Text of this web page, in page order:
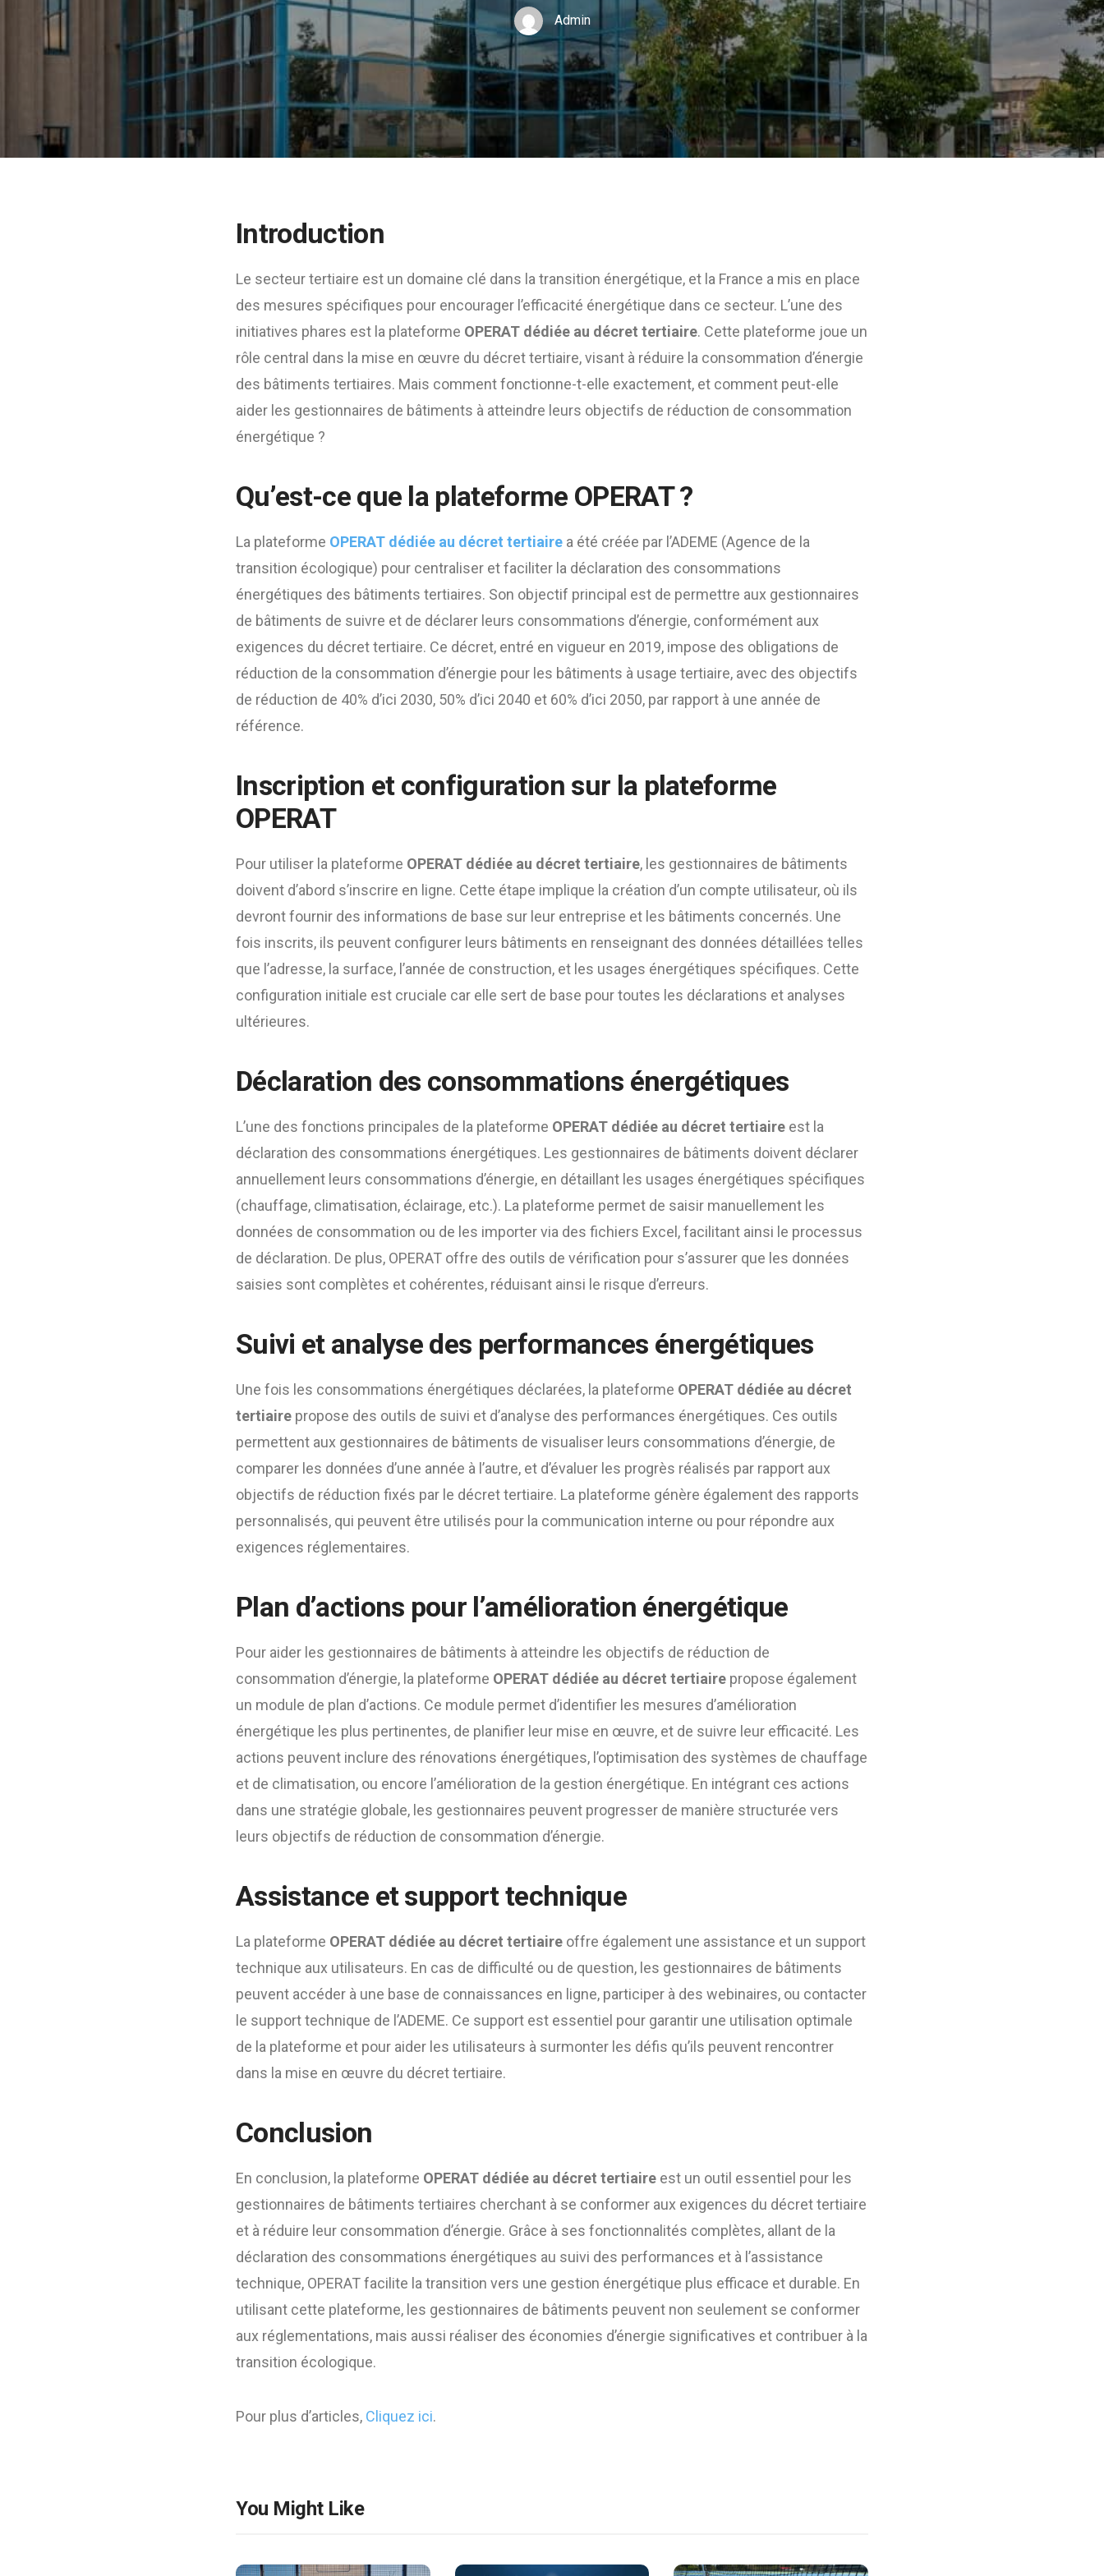
Admin
Introduction
Le secteur tertiaire est un domaine clé dans la transition énergétique, et la France a mis en place
des mesures spécifiques pour encourager l’efficacité énergétique dans ce secteur. L’une des
initiatives phares est la plateforme OPERAT dédiée au décret tertiaire. Cette plateforme joue un
rôle central dans la mise en œuvre du décret tertiaire, visant à réduire la consommation d’énergie
des bâtiments tertiaires. Mais comment fonctionne-t-elle exactement, et comment peut-elle
aider les gestionnaires de bâtiments à atteindre leurs objectifs de réduction de consommation
énergétique ?
Qu’est-ce que la plateforme OPERAT ?
La plateforme OPERAT dédiée au décret tertiaire a été créée par l’ADEME (Agence de la
transition écologique) pour centraliser et faciliter la déclaration des consommations
énergétiques des bâtiments tertiaires. Son objectif principal est de permettre aux gestionnaires
de bâtiments de suivre et de déclarer leurs consommations d’énergie, conformément aux
exigences du décret tertiaire. Ce décret, entré en vigueur en 2019, impose des obligations de
réduction de la consommation d’énergie pour les bâtiments à usage tertiaire, avec des objectifs
de réduction de 40% d’ici 2030, 50% d’ici 2040 et 60% d’ici 2050, par rapport à une année de
référence.
Inscription et configuration sur la plateforme
OPERAT
Pour utiliser la plateforme OPERAT dédiée au décret tertiaire, les gestionnaires de bâtiments
doivent d’abord s’inscrire en ligne. Cette étape implique la création d’un compte utilisateur, où ils
devront fournir des informations de base sur leur entreprise et les bâtiments concernés. Une
fois inscrits, ils peuvent configurer leurs bâtiments en renseignant des données détaillées telles
que l’adresse, la surface, l’année de construction, et les usages énergétiques spécifiques. Cette
configuration initiale est cruciale car elle sert de base pour toutes les déclarations et analyses
ultérieures.
Déclaration des consommations énergétiques
L’une des fonctions principales de la plateforme OPERAT dédiée au décret tertiaire est la
déclaration des consommations énergétiques. Les gestionnaires de bâtiments doivent déclarer
annuellement leurs consommations d’énergie, en détaillant les usages énergétiques spécifiques
(chauffage, climatisation, éclairage, etc.). La plateforme permet de saisir manuellement les
données de consommation ou de les importer via des fichiers Excel, facilitant ainsi le processus
de déclaration. De plus, OPERAT offre des outils de vérification pour s’assurer que les données
saisies sont complètes et cohérentes, réduisant ainsi le risque d’erreurs.
Suivi et analyse des performances énergétiques
Une fois les consommations énergétiques déclarées, la plateforme OPERAT dédiée au décret
tertiaire propose des outils de suivi et d’analyse des performances énergétiques. Ces outils
permettent aux gestionnaires de bâtiments de visualiser leurs consommations d’énergie, de
comparer les données d’une année à l’autre, et d’évaluer les progrès réalisés par rapport aux
objectifs de réduction fixés par le décret tertiaire. La plateforme génère également des rapports
personnalisés, qui peuvent être utilisés pour la communication interne ou pour répondre aux
exigences réglementaires.
Plan d’actions pour l’amélioration énergétique
Pour aider les gestionnaires de bâtiments à atteindre les objectifs de réduction de
consommation d’énergie, la plateforme OPERAT dédiée au décret tertiaire propose également
un module de plan d’actions. Ce module permet d’identifier les mesures d’amélioration
énergétique les plus pertinentes, de planifier leur mise en œuvre, et de suivre leur efficacité. Les
actions peuvent inclure des rénovations énergétiques, l’optimisation des systèmes de chauffage
et de climatisation, ou encore l’amélioration de la gestion énergétique. En intégrant ces actions
dans une stratégie globale, les gestionnaires peuvent progresser de manière structurée vers
leurs objectifs de réduction de consommation d’énergie.
Assistance et support technique
La plateforme OPERAT dédiée au décret tertiaire offre également une assistance et un support
technique aux utilisateurs. En cas de difficulté ou de question, les gestionnaires de bâtiments
peuvent accéder à une base de connaissances en ligne, participer à des webinaires, ou contacter
le support technique de l’ADEME. Ce support est essentiel pour garantir une utilisation optimale
de la plateforme et pour aider les utilisateurs à surmonter les défis qu’ils peuvent rencontrer
dans la mise en œuvre du décret tertiaire.
Conclusion
En conclusion, la plateforme OPERAT dédiée au décret tertiaire est un outil essentiel pour les
gestionnaires de bâtiments tertiaires cherchant à se conformer aux exigences du décret tertiaire
et à réduire leur consommation d’énergie. Grâce à ses fonctionnalités complètes, allant de la
déclaration des consommations énergétiques au suivi des performances et à l’assistance
technique, OPERAT facilite la transition vers une gestion énergétique plus efficace et durable. En
utilisant cette plateforme, les gestionnaires de bâtiments peuvent non seulement se conformer
aux réglementations, mais aussi réaliser des économies d’énergie significatives et contribuer à la
transition écologique.
Pour plus d’articles, Cliquez ici.
You Might Like